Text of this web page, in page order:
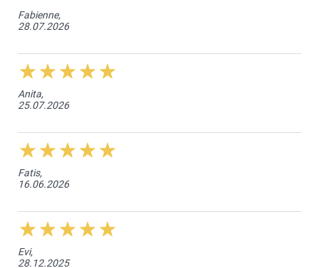
Fabienne,
28.07.2026
Anita,
25.07.2026
Fatis,
16.06.2026
Evi,
28.12.2025